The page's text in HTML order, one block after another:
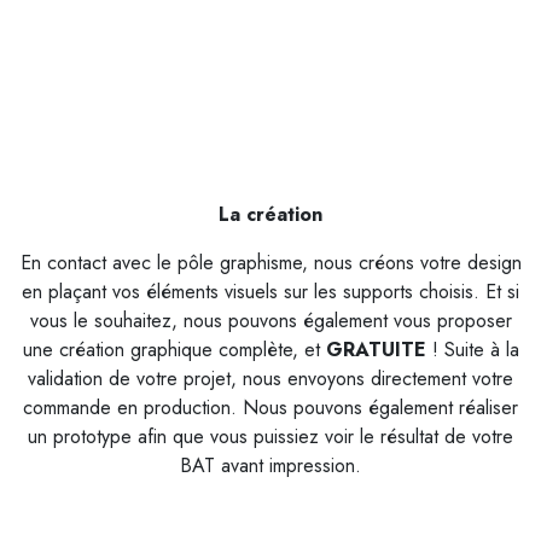
La création
En contact avec le pôle graphisme, nous créons votre design
en plaçant vos éléments visuels sur les supports choisis. Et si
vous le souhaitez, nous pouvons également vous proposer
une création graphique complète, et GRATUITE ! Suite à la
validation de votre projet, nous envoyons directement votre
commande en production. Nous pouvons également réaliser
un prototype afin que vous puissiez voir le résultat de votre
BAT avant impression.